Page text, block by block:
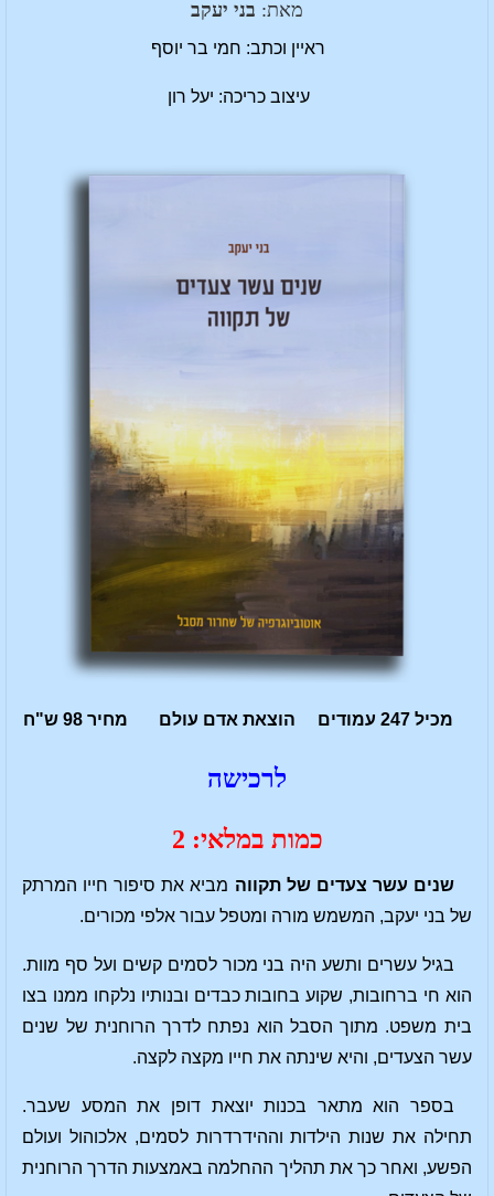
מאת: בני יעקב
ראיין וכתב: חמי בר יוסף
עיצוב כריכה: יעל רון
מכיל 247 עמודים הוצאת אדם עולם מחיר 98 ש"ח
לרכישה
כמות במלאי: 2
שנים עשר צעדים של תקווה מביא את סיפור חייו המרתק
של בני יעקב, המשמש מורה ומטפל עבור אלפי מכורים.
בגיל עשרים ותשע היה בני מכור לסמים קשים ועל סף מוות.
הוא חי ברחובות, שקוע בחובות כבדים ובנותיו נלקחו ממנו בצו
בית משפט. מתוך הסבל הוא נפתח לדרך הרוחנית של שנים
עשר הצעדים, והיא שינתה את חייו מקצה לקצה.
בספר הוא מתאר בכנות יוצאת דופן את המסע שעבר.
תחילה את שנות הילדות וההידרדרות לסמים, אלכוהול ועולם
הפשע, ואחר כך את תהליך ההחלמה באמצעות הדרך הרוחנית